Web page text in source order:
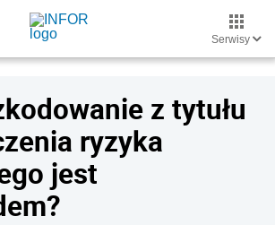
Serwisy
z tytułu
ryzyka
jest